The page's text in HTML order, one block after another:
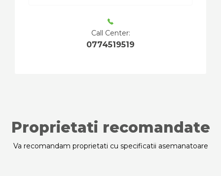
Call Center:
0774519519
Proprietati recomandate
Va recomandam proprietati cu specificatii asemanatoare